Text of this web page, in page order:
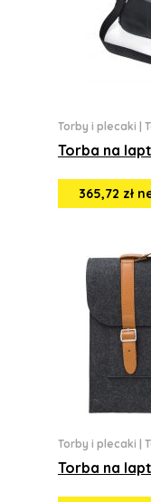
Torby i plecaki
Torba na
365,72 zł
Torby i plecaki
Torba na